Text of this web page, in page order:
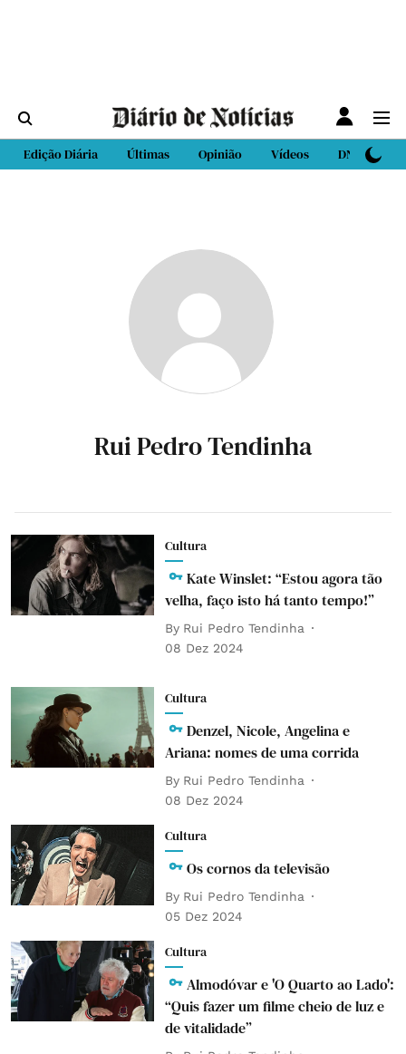
Edição Diária Últimas Opinião Vídeos DN Sport
Rui Pedro Tendinha
Cultura
Kate Winslet: “Estou agora tão
velha, faço isto há tanto tempo!”
By Rui Pedro Tendinha
08 Dez 2024
Cultura
Denzel, Nicole, Angelina e
Ariana: nomes de uma corrida
By Rui Pedro Tendinha
08 Dez 2024
Cultura
Os cornos da televisão
By Rui Pedro Tendinha
05 Dez 2024
Cultura
Almodóvar e 'O Quarto ao Lado':
“Quis fazer um filme cheio de luz e
de vitalidade”